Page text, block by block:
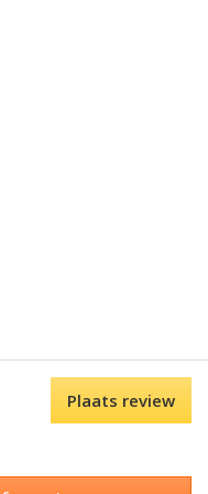
Plaats review